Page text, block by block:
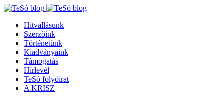
Hitvallásunk
Szerzőink
Történetünk
Kiadványaink
Támogatás
Hírlevél
TeSó folyóirat
A KRISZ